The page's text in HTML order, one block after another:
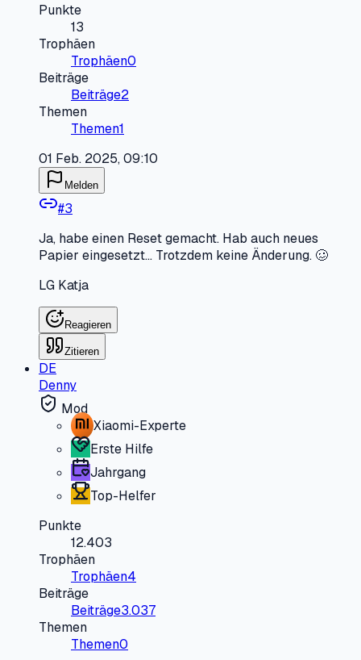
Punkte
13
Trophäen
Trophäen0
Beiträge
Beiträge2
Themen
Themen1
01 Feb. 2025, 09:10
Melden
#3
Ja, habe einen Reset gemacht. Hab auch neues
Papier eingesetzt... Trotzdem keine Änderung. 🥴
LG Katja
Reagieren
Zitieren
DE
Denny
Mod
Xiaomi-Experte
Erste Hilfe
Jahrgang
Top-Helfer
Punkte
12.403
Trophäen
Trophäen4
Beiträge
Beiträge3.037
Themen
Themen0